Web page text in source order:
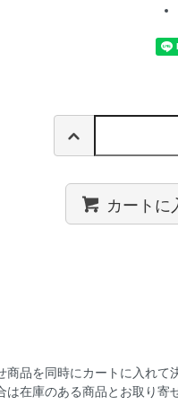
カートに
品を同時にカートに入れて
在庫のある商品とお取り寄